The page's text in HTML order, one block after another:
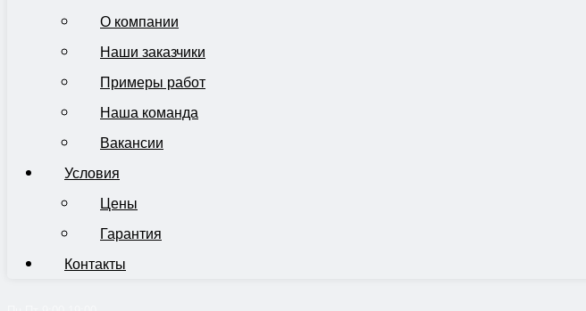
О компании
Наши заказчики
Примеры работ
Наша команда
Вакансии
Условия
Цены
Гарантия
Контакты